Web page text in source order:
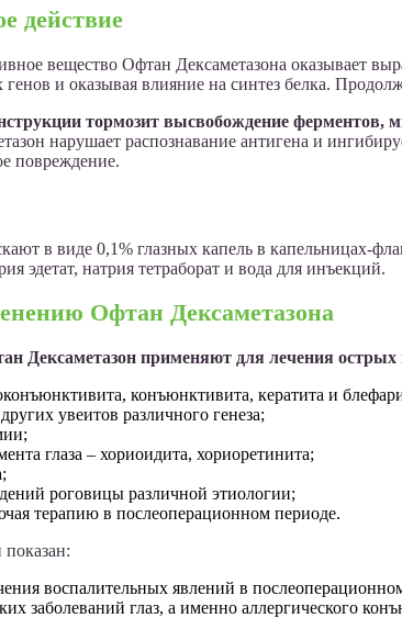
действие
вещество Офтан Дексаметазона оказывает
и оказывая влияние на синтез белка.
тормозит высвобождение ферментов,
нарушает распознавание антигена и
повреждение.
в виде 0,1% глазных капель в капельницах-
эдетат, натрия тетраборат и вода для инъекций.
Офтан Дексаметазона
Дексаметазон применяют для лечения острых
конъюнктивита, кератита и
увеитов различного генеза;
глаза – хориоидита, хориоретинита;
роговицы различной этиологии;
терапию в послеоперационном периоде.
воспалительных явлений в
заболеваний глаз, а именно аллергического